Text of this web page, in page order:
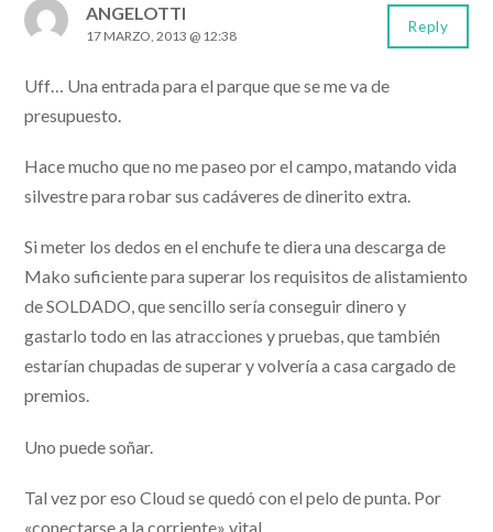
ANGELOTTI
17 MARZO, 2013 @ 12:38
Uff… Una entrada para el parque que se me va de
presupuesto.
Hace mucho que no me paseo por el campo, matando vida
silvestre para robar sus cadáveres de dinerito extra.
Si meter los dedos en el enchufe te diera una descarga de
Mako suficiente para superar los requisitos de alistamiento
de SOLDADO, que sencillo sería conseguir dinero y
gastarlo todo en las atracciones y pruebas, que también
estarían chupadas de superar y volvería a casa cargado de
premios.
Uno puede soñar.
Tal vez por eso Cloud se quedó con el pelo de punta. Por
«conectarse a la corriente» vital.
Reply